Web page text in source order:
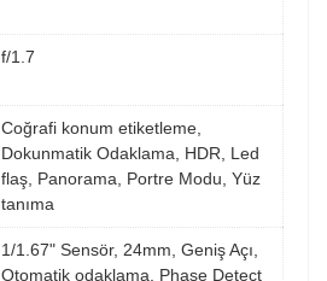
f/1.7
Coğrafi konum etiketleme,
Dokunmatik Odaklama, HDR, Led
flaş, Panorama, Portre Modu, Yüz
tanıma
1/1.67" Sensör, 24mm, Geniş Açı,
Otomatik odaklama, Phase Detect